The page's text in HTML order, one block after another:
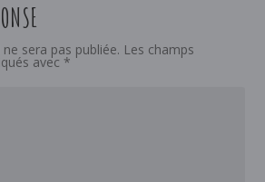
sera pas publiée. Les champs
avec *